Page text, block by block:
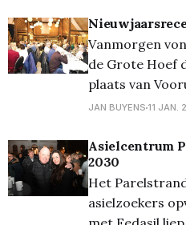
opnieuw naar
Tijdens de
burgemeester
vizier te willen
Vanmorgen
de Grote Hoef
plaats van
leden
luisterden er
lokale kopman
in zijn speech
JAN BUYENS 11 JAN.
Asielcentrum
2030
Het
asielzoekers